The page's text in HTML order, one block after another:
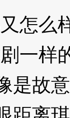
么
一样
是故